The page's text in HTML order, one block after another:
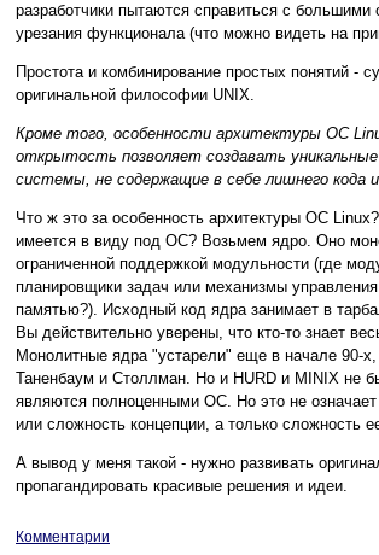
разработчики пытаются справиться с
урезания функционала (что можно видеть на
Простота и комбинирование простых понятий -
оригинальной философии UNIX.
Кроме того, особенности архитектуры ОС
открытость позволяет создавать уникальные
системы, не содержащие в себе лишнего кода
Что ж это за особенность архитектуры ОС
имеется в виду под ОС? Возьмем ядро. Оно
ограниченной поддержкой модульности (где
планировщики задач или механизмы
памятью?). Исходный код ядра занимает в
Вы действительно уверены, что кто-то знает
Монолитные ядра "устарели" еще в начале 90-
Таненбаум и Столлман. Но и HURD и MINIX не
являются полноценными ОС. Но это не означает
или сложность концепции, а только сложность
А вывод у меня такой - нужно развивать
пропагандировать красивые решения и идеи.
Комментарии